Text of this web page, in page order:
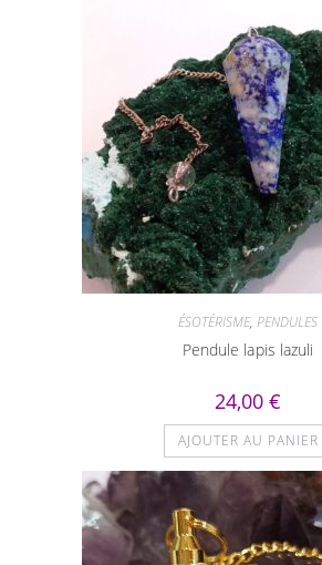
ÉSOTÉRISME, PENDULES
Pendule lapis lazuli
24,00 €
AJOUTER AU PANIER